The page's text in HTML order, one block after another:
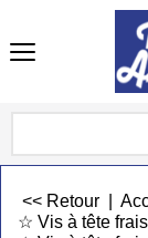
<< Retour
☆ Vis à tête